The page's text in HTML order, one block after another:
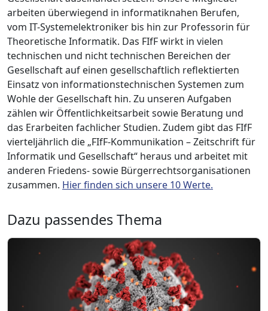
arbeiten überwiegend in informatiknahen Berufen,
vom IT-Systemelektroniker bis hin zur Professorin für
Theoretische Informatik. Das FIfF wirkt in vielen
technischen und nicht technischen Bereichen der
Gesellschaft auf einen gesellschaftlich reflektierten
Einsatz von informationstechnischen Systemen zum
Wohle der Gesellschaft hin. Zu unseren Aufgaben
zählen wir Öffentlichkeitsarbeit sowie Beratung und
das Erarbeiten fachlicher Studien. Zudem gibt das FIfF
vierteljährlich die „FIfF-Kommunikation – Zeitschrift für
Informatik und Gesellschaft“ heraus und arbeitet mit
anderen Friedens- sowie Bürgerrechtsorganisationen
zusammen. Hier finden sich unsere 10 Werte.
Dazu passendes Thema